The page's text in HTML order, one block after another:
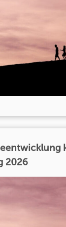
2026